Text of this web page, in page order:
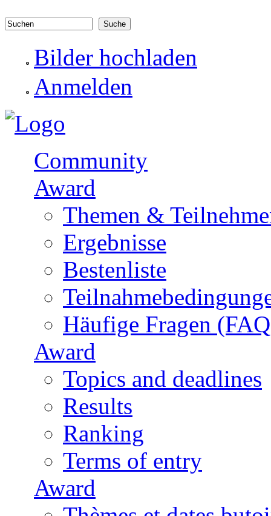
Suchformular
Bilder hochladen
Anmelden
Community
Award
Themen &
Ergebnisse
Bestenliste
Häufige Fragen
Award
Topics and deadlines
Results
Ranking
Terms of entry
Award